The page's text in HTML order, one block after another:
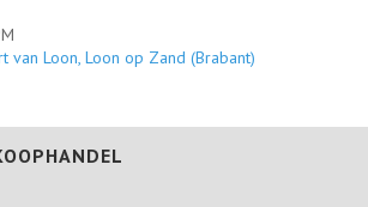
van Loon, Loon op Zand (Brabant)